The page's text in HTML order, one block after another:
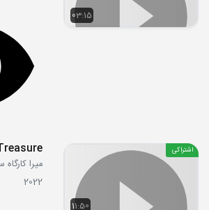
03:15
11:50
اشتراکی
2022